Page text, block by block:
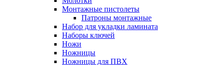
Монтажные пистолеты
Патроны монтажные
Набор для укладки ламината
Наборы ключей
Ножи
Ножницы
Ножницы для ПВХ